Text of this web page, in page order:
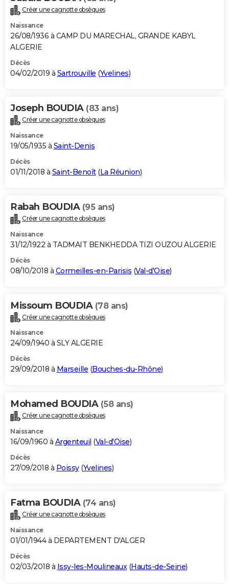
Créer une cagnotte obsèques
Naissance
26/08/1936 à CAMP DU MARECHAL, GRANDE KABYL
ALGERIE
Décès
04/02/2019 à Sartrouville (Yvelines)
Joseph BOUDIA (83 ans)
Créer une cagnotte obsèques
Naissance
19/05/1935 à Saint-Denis
Décès
01/11/2018 à Saint-Benoît(La Réunion)
Rabah BOUDIA (95 ans)
Créer une cagnotte obsèques
Naissance
31/12/1922 à TADMAIT BENKHEDDA TIZI OUZOU ALGERIE
Décès
08/10/2018 à Cormeilles-en-Parisis (Val-d'Oise)
Missoum BOUDIA (78 ans)
Créer une cagnotte obsèques
Naissance
24/09/1940 à SLY ALGERIE
Décès
29/09/2018 à Marseille (Bouches-du-Rhône)
Mohamed BOUDIA (58 ans)
Créer une cagnotte obsèques
Naissance
16/09/1960 à Argenteuil (Val-d'Oise)
Décès
27/09/2018 à Poissy(Yvelines)
Fatma BOUDIA (74 ans)
Créer une cagnotte obsèques
Naissance
01/01/1944 à DEPARTEMENT D'ALGER
Décès
02/03/2018 à Issy-les-Moulineaux(Hauts-de-Seine)